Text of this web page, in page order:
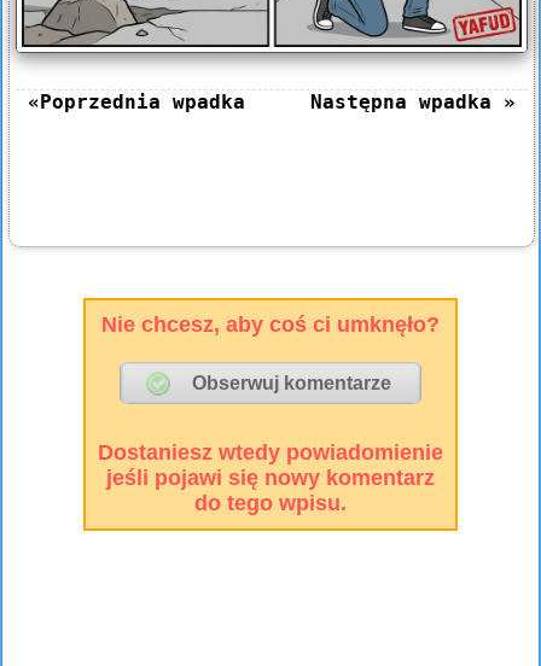
«Poprzednia wpadka Następna wpadka »
Nie chcesz, aby coś ci umknęło?
Dostaniesz wtedy powiadomienie
jeśli pojawi się nowy komentarz
do tego wpisu.